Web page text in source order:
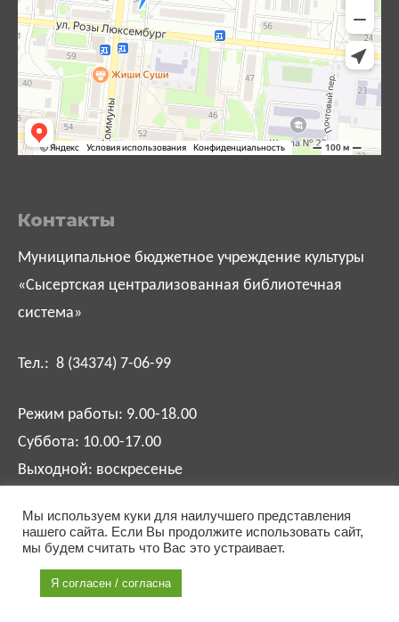
Контакты
Муниципальное бюджетное учреждение культуры
«Сысертская централизованная библиотечная
система»
Тел.: 8 (34374) 7-06-99
Режим работы: 9.00-18.00
Суббота: 10.00-17.00
Выходной: воскресенье
biblsysert@mail.ru
Мы используем куки для наилучшего представления
нашего сайта. Если Вы продолжите использовать сайт,
мы будем считать что Вас это устраивает.
Я согласен / согласна